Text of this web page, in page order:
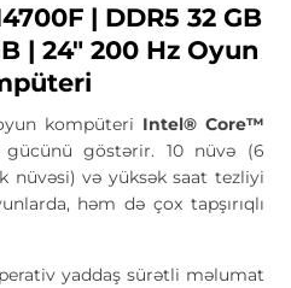
| DDR5 32 GB
| 24" 200 Hz Oyun
kompüteri Intel® Core™
gücünü göstərir. 10 nüvə (6
nüvəsi) və yüksək saat tezliyi
həm də çox tapşırıqlı
yaddaş sürətli məlumat